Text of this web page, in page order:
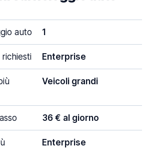
auto 1
Enterprise
Veicoli grandi
36 € al giorno
Enterprise